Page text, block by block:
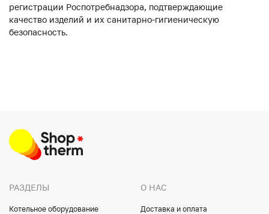
регистрации Роспотребнадзора, подтверждающие
качество изделий и их санитарно-гигиеническую
безопасность.
РАЗДЕЛЫ
Котельное оборудование
О НАС
Доставка и оплата